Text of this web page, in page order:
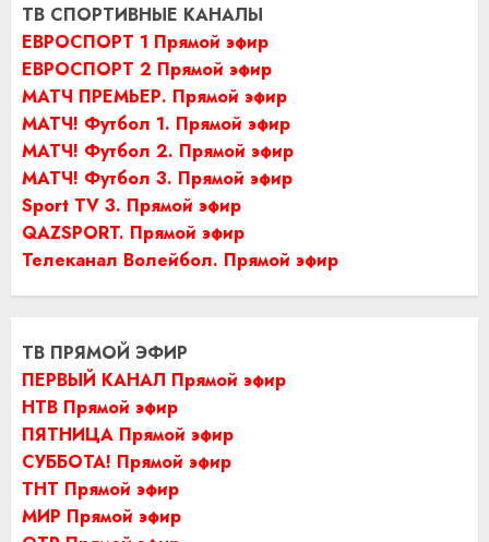
ТВ СПОРТИВНЫЕ КАНАЛЫ
ЕВРОСПОРТ 1 Прямой эфир
ЕВРОСПОРТ 2 Прямой эфир
МАТЧ ПРЕМЬЕР. Прямой эфир
МАТЧ! Футбол 1. Прямой эфир
МАТЧ! Футбол 2. Прямой эфир
МАТЧ! Футбол 3. Прямой эфир
Sport TV 3. Прямой эфир
QAZSPORT. Прямой эфир
Телеканал Волейбол. Прямой эфир
ТВ ПРЯМОЙ ЭФИР
ПЕРВЫЙ КАНАЛ Прямой эфир
НТВ Прямой эфир
ПЯТНИЦА Прямой эфир
СУББОТА! Прямой эфир
ТНТ Прямой эфир
МИР Прямой эфир